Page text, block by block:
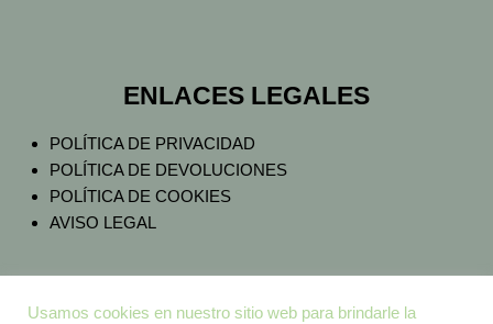
ENLACES LEGALES
POLÍTICA DE PRIVACIDAD
POLÍTICA DE DEVOLUCIONES
POLÍTICA DE COOKIES
AVISO LEGAL
Usamos cookies en nuestro sitio web para brindarle la